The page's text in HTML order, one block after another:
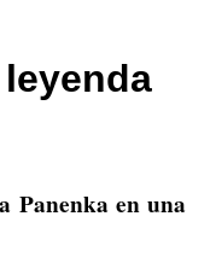
Panenka en una